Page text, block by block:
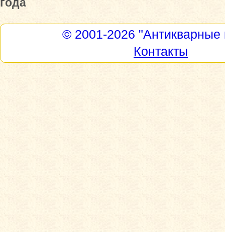
© 2001-2026 "Антикварные
Контакты